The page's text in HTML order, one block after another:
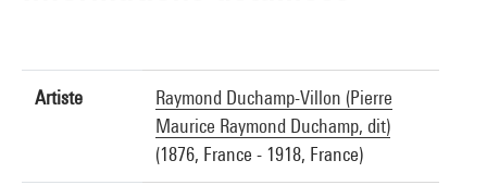
Artiste
Raymond Duchamp-Villon (Pierre
Maurice Raymond Duchamp, dit)
(1876, France - 1918, France)